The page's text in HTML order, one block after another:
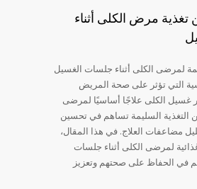
تغذية مرض الكلى أثناء
لمرضى الكلى أثناء جلسات الغسيل
التي تؤثر على صحة المريض
غسيل الكلى علاجًا أساسيًا لمرضى
التغذية السليمة تساهم في تحسين
مضاعفات العلاج. في هذا المقال،
لمرضى الكلى أثناء جلسات
في الحفاظ على صحتهم وتعزيز